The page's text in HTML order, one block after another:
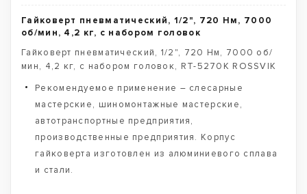
Гайковерт пневматический, 1/2", 720 Нм, 7000
об/мин, 4,2 кг, с набором головок
Гайковерт пневматический, 1/2", 720 Нм, 7000 об/
мин, 4,2 кг, с набором головок, RT-5270K ROSSVIK
Рекомендуемое применение – слесарные
мастерские, шиномонтажные мастерские,
автотранспортные предприятия,
производственные предприятия. Корпус
гайковерта изготовлен из алюминиевого сплава
и стали.